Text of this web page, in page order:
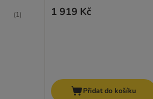
(1) 1 919 Kč
Přidat do košíku